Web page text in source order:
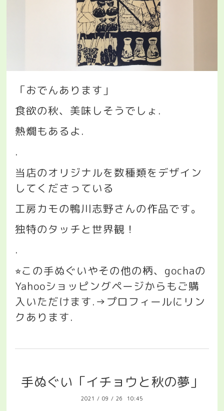
「おでんあります」
食欲の秋、美味しそうでしょ .
熱燗もあるよ.
.
当店のオリジナルを数種類をデザイン
してくださっている
工房カモの鴨川志野さんの作品です。
独特のタッチと世界観！
.
⭐︎この手ぬぐいやその他の柄、 gochaの
Yahooショッピングページからもご購
入いただけます.→ プロフィールにリン
クあります.
手ぬぐい「イチョウと秋の夢」
2021 / 09 / 26 10:45